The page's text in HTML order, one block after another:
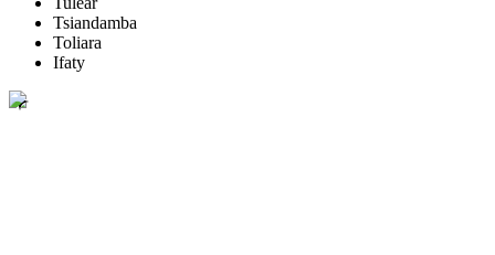
Tsiandamba
Toliara
Ifaty